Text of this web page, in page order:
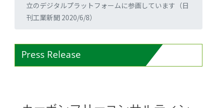
立のデジタルプラットフォームに参画しています（日
刊工業新聞 2020/6/8）
Press Release